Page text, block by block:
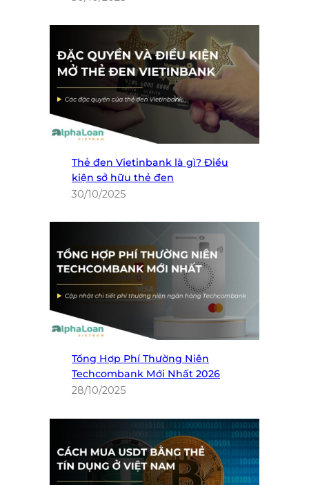
Thẻ đen Vietinbank là gì? Điều
kiện sở hữu thẻ đen
30/10/2025
Tổng Hợp Phí Thường Niên
Techcombank Mới Nhất 2026
28/10/2025